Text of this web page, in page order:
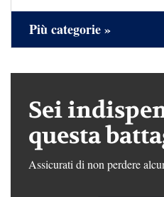
Più categorie »
Sei
questa
Assicurati di non perdere